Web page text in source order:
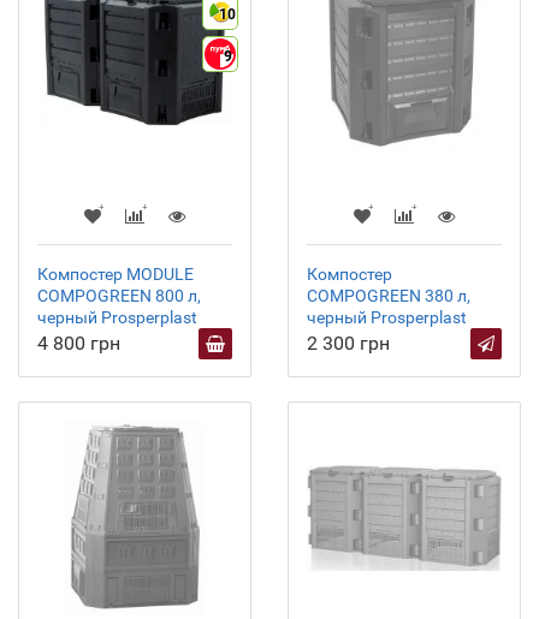
10
9
Компостер MODULE
COMPOGREEN 800 л,
черный Prosperplast
4 800 грн
Компостер
COMPOGREEN 380 л,
черный Prosperplast
2 300 грн